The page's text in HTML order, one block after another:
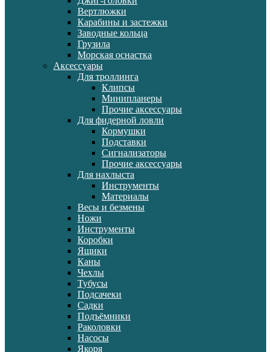
Вертлюжки
Карабины и застежки
Заводные кольца
Грузила
Морская оснастка
Аксессуары
Для троллинга
Клипсы
Минипланеры
Прочие аксессуары
Для фидерной ловли
Кормушки
Подставки
Сигнализаторы
Прочие аксессуары
Для нахлыста
Инструменты
Материалы
Весы и безмены
Ножи
Инструменты
Коробки
Ящики
Каны
Чехлы
Тубусы
Подсачеки
Садки
Подъёмники
Раколовки
Насосы
Якоря